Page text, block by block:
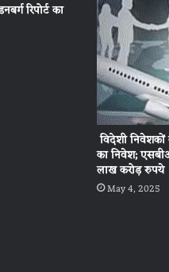
रिपोर्ट का
विदेशी
का निवेश;
लाख करोड़ रुपये
May 4, 2025